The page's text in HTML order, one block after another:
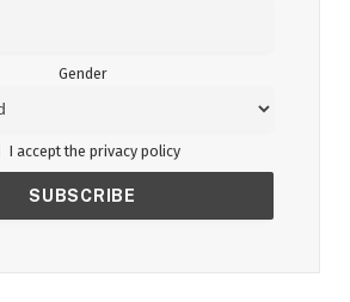
Gender
I accept the privacy policy